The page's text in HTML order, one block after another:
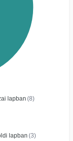
lapban (8)
lapban (3)